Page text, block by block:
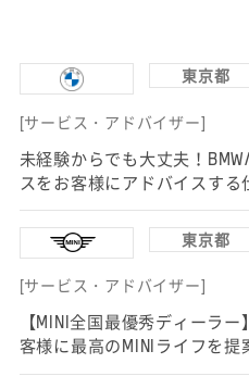
東京都
[サービス・アドバイザー]
未経験からでも大丈夫！
スをお客様にアドバイスする
東京都
[サービス・アドバイザー]
【MINI全国最優秀ディーラ
客様に最高のMINIライフを提